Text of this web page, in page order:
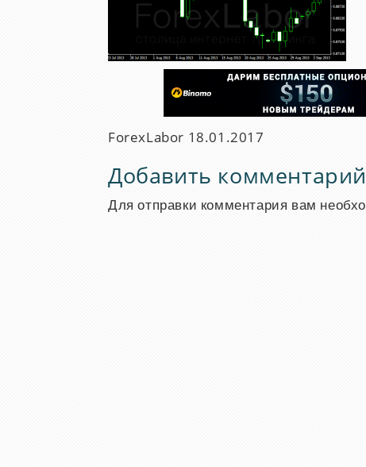
ForexLabor 18.01.2017
Добавить комментарий
Для отправки комментария вам